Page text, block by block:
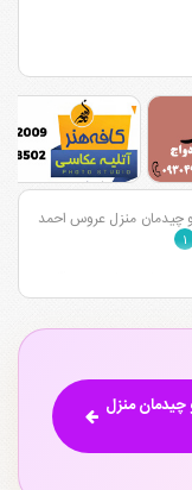
چیدمان منزل عروس احمد
۱
چیدمان منزل عروس قاسم
۲
و چیدمان منزل عروس بلوار
چیدمان منزل عروس بلوار
چیدمان منزل